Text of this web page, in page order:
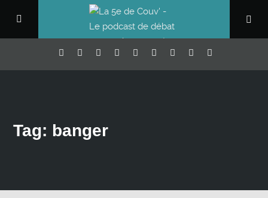
Tag: banger